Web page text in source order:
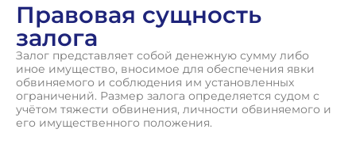
Правовая сущность
залога
Залог представляет собой денежную сумму либо
иное имущество, вносимое для обеспечения явки
обвиняемого и соблюдения им установленных
ограничений. Размер залога определяется судом с
учётом тяжести обвинения, личности обвиняемого и
его имущественного положения.